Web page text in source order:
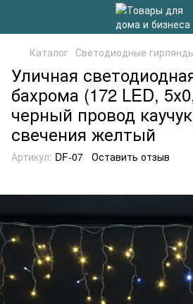
Каталог Светодиодные
Уличная
бахрома (172 LED,
черный провод
свечения желтый
Артикул: DF-07 Оставить отзыв